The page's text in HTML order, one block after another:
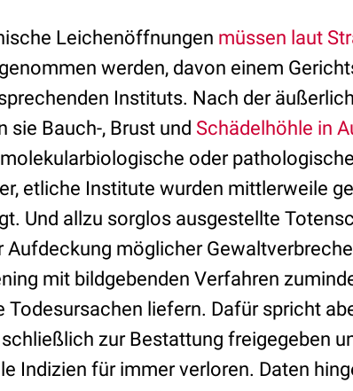
Leichenöffnungen müssen laut
werden, davon einem
Instituts. Nach der
sie Bauch-, Brust und Schädelhöhle in
oder
etliche Institute wurden mittlerweile
Und allzu sorglos ausgestellte
Aufdeckung möglicher
mit bildgebenden Verfahren
Todesursachen liefern. Dafür spricht
zur Bestattung freigegeben
Indizien für immer verloren. Daten